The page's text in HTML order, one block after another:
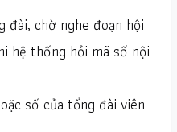
đài, chờ nghe đoạn hội
hệ thống hỏi mã số nội
số của tổng đài viên